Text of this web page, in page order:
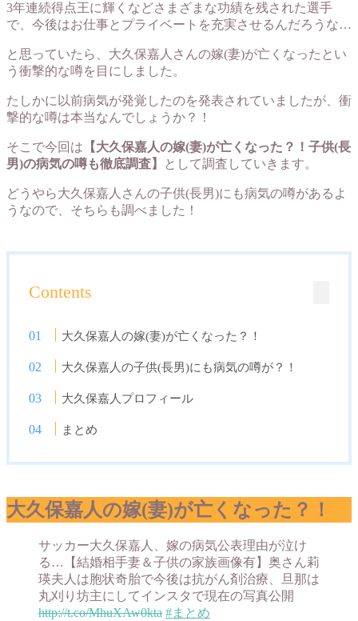
3年連続得点王に輝くなどさまざまな功績を残された選手
で、今後はお仕事とプライベートを充実させるんだろうな…
と思っていたら、大久保嘉人さんの嫁(妻)が亡くなったとい
う衝撃的な噂を目にしました。
たしかに以前病気が発覚したのを発表されていましたが、衝
撃的な噂は本当なんでしょうか？！
そこで今回は 【大久保嘉人の嫁(妻)が亡くなった？！子供(長
男)の病気の噂も徹底調査】
として調査していきます。
どうやら大久保嘉人さんの子供(長男)にも病気の噂があるよ
うなので、そちらも調べました！
Contents
大久保嘉人の嫁(妻)が亡くなった？！
大久保嘉人の子供(長男)にも病気の噂が？！
大久保嘉人プロフィール
まとめ
大久保嘉人の嫁(妻)が亡くなった？！
サッカー大久保嘉人、嫁の病気公表理由が泣け
る…【結婚相手妻＆子供の家族画像有】奥さん莉
瑛夫人は胞状奇胎で今後は抗がん剤治療、旦那は
丸刈り坊主にしてインスタで現在の写真公開
http://t.co/MhuXAw0kta #まとめ